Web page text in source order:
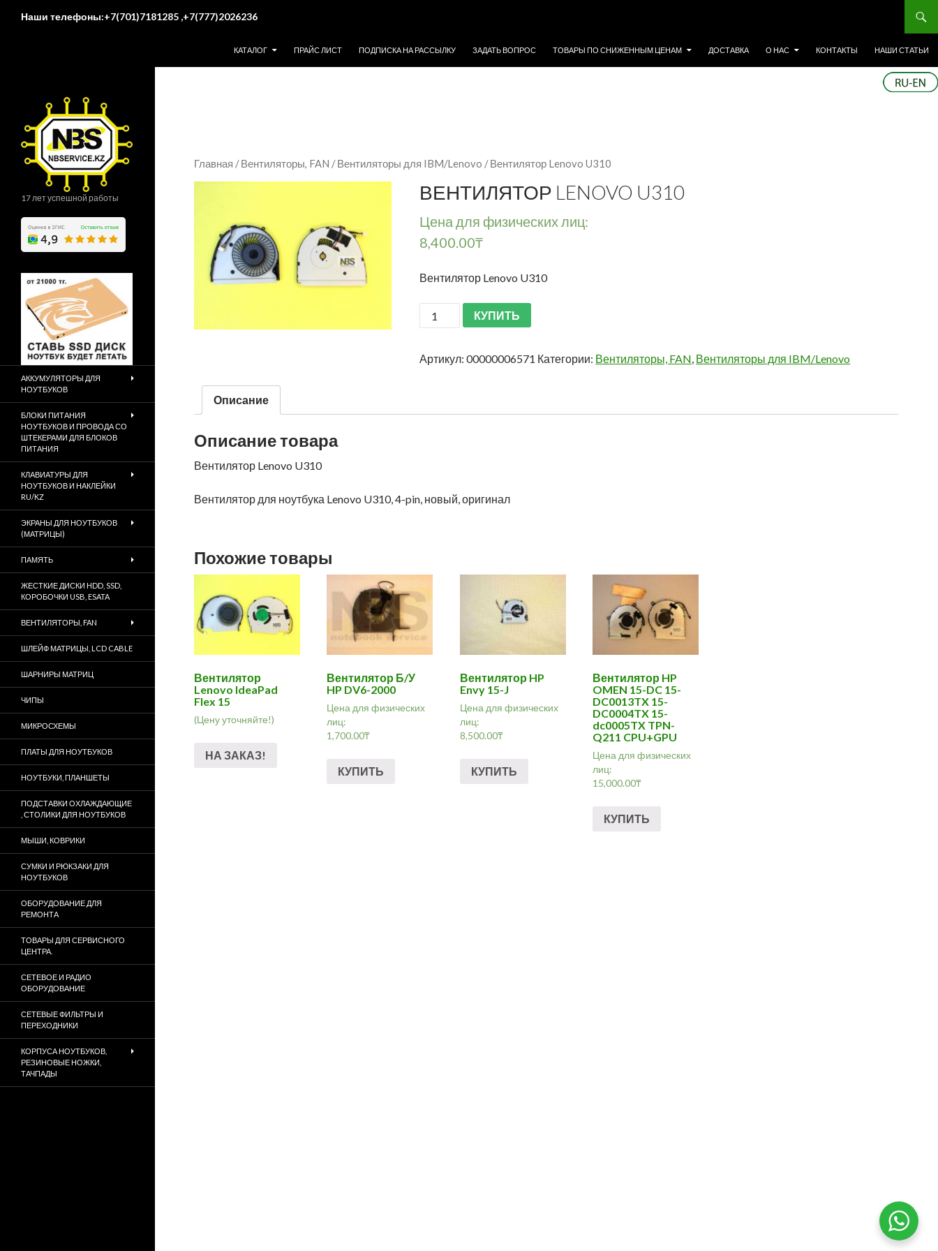
Наши телефоны:+7(701)7181285 ,+7(777)2026236
КАТАЛОГ
ПРАЙС ЛИСТ ПОДПИСКА НА РАССЫЛКУ ЗАДАТЬ ВОПРОС ТОВАРЫ ПО СНИЖЕННЫМ ЦЕНАМ ДОСТАВКА О НАС КОНТАКТЫ НАШИ СТАТЬИ
Главная /Вентиляторы, FAN /Вентиляторы для IBM/Lenovo / Вентилятор Lenovo U310
ВЕНТИЛЯТОР LENOVO U310
Цена для физических лиц:
8,400.00₸
Вентилятор Lenovo U310
КУПИТЬ
Артикул:00000006571 Категории: Вентиляторы, FAN Вентиляторы для IBM/Lenovo
Описание
Описание товара
Вентилятор Lenovo U310
Вентилятор для ноутбука Lenovo U310, 4-pin, новый, оригинал
Похожие товары
Вентилятор
Lenovo IdeaPad
Flex 15
(Цену уточняйте!)
НА ЗАКАЗ!
Вентилятор Б/У
HP DV6-2000
Цена для физических
лиц:
1,700.00₸
КУПИТЬ
Вентилятор HP
Envy 15-J
Цена для физических
лиц:
8,500.00₸
КУПИТЬ
Вентилятор HP
OMEN 15-DC 15-
DC0013TX 15-
DC0004TX 15-
dc0005TX TPN-
Q211 CPU+GPU
Цена для физических
лиц:
15,000.00₸
КУПИТЬ
17 лет успешной работы
АККУМУЛЯТОРЫ ДЛЯ
НОУТБУКОВ
БЛОКИ ПИТАНИЯ
НОУТБУКОВ И ПРОВОДА СО
ШТЕКЕРАМИ ДЛЯ БЛОКОВ
ПИТАНИЯ
КЛАВИАТУРЫ ДЛЯ
НОУТБУКОВ И НАКЛЕЙКИ
RU/KZ
ЭКРАНЫ ДЛЯ НОУТБУКОВ
(МАТРИЦЫ)
ПАМЯТЬ
ЖЕСТКИЕ ДИСКИ HDD, SSD,
КОРОБОЧКИ USB, ESATA
ВЕНТИЛЯТОРЫ, FAN
ШЛЕЙФ МАТРИЦЫ, LCD CABLE
ШАРНИРЫ МАТРИЦ
ЧИПЫ
МИКРОСХЕМЫ
ПЛАТЫ ДЛЯ НОУТБУКОВ
НОУТБУКИ, ПЛАНШЕТЫ
ПОДСТАВКИ ОХЛАЖДАЮЩИЕ
, СТОЛИКИ ДЛЯ НОУТБУКОВ
МЫШИ, КОВРИКИ
СУМКИ И РЮКЗАКИ ДЛЯ
НОУТБУКОВ
ОБОРУДОВАНИЕ ДЛЯ
РЕМОНТА
ТОВАРЫ ДЛЯ СЕРВИСНОГО
ЦЕНТРА.
СЕТЕВОЕ И РАДИО
ОБОРУДОВАНИЕ
СЕТЕВЫЕ ФИЛЬТРЫ И
ПЕРЕХОДНИКИ
КОРПУСА НОУТБУКОВ,
РЕЗИНОВЫЕ НОЖКИ,
ТАЧПАДЫ